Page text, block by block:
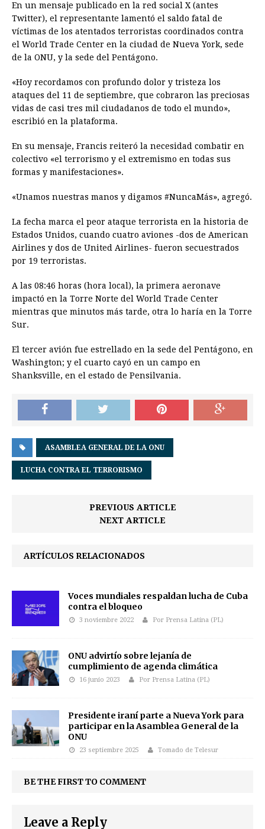
En un mensaje publicado en la red social X (antes
Twitter), el representante lamentó el saldo fatal de
víctimas de los atentados terroristas coordinados contra
el World Trade Center en la ciudad de Nueva York, sede
de la ONU, y la sede del Pentágono.
«Hoy recordamos con profundo dolor y tristeza los
ataques del 11 de septiembre, que cobraron las preciosas
vidas de casi tres mil ciudadanos de todo el mundo»,
escribió en la plataforma.
En su mensaje, Francis reiteró la necesidad combatir en
colectivo «el terrorismo y el extremismo en todas sus
formas y manifestaciones».
«Unamos nuestras manos y digamos #NuncaMás», agregó.
La fecha marca el peor ataque terrorista en la historia de
Estados Unidos, cuando cuatro aviones -dos de American
Airlines y dos de United Airlines- fueron secuestrados
por 19 terroristas.
A las 08:46 horas (hora local), la primera aeronave
impactó en la Torre Norte del World Trade Center
mientras que minutos más tarde, otra lo haría en la Torre
Sur.
El tercer avión fue estrellado en la sede del Pentágono, en
Washington; y el cuarto cayó en un campo en
Shanksville, en el estado de Pensilvania.
ASAMBLEA GENERAL DE LA ONU
LUCHA CONTRA EL TERRORISMO
PREVIOUS ARTICLE
NEXT ARTICLE
ARTÍCULOS RELACIONADOS
Voces mundiales respaldan lucha de Cuba
contra el bloqueo
3 noviembre 2022 Por Prensa Latina (PL)
ONU advirtío sobre lejanía de
cumplimiento de agenda climática
16 junio 2023 Por Prensa Latina (PL)
Presidente iraní parte a Nueva York para
participar en la Asamblea General de la
ONU
23 septiembre 2025 Tomado de Telesur
BE THE FIRST TO COMMENT
Leave a Reply